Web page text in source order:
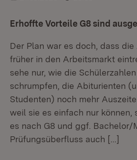
Erhoffte Vorteile G8 sind
Der Plan war es doch, dass
früher in den Arbeitsmarkt
sehe nur, wie die
schrumpfen, die Abiturienten
Studenten) noch mehr
weil sie es einfach nur können,
es nach G8 und ggf. Bachelor/
Prüfungsüberfluss auch […]